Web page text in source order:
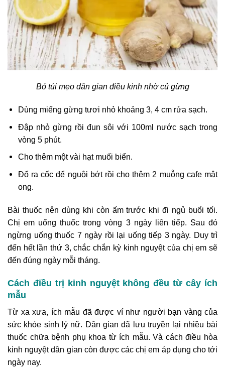
Bỏ túi mẹo dân gian điều kinh nhờ củ gừng
Dùng miếng gừng tươi nhỏ khoảng 3, 4 cm rửa sạch.
Đập nhỏ gừng rồi đun sôi với 100ml nước sạch trong
vòng 5 phút.
Cho thêm một vài hạt muối biển.
Đổ ra cốc để nguội bớt rồi cho thêm 2 muỗng cafe mật
ong.
Bài thuốc nên dùng khi còn ấm trước khi đi ngủ buổi tối.
Chị em uống thuốc trong vòng 3 ngày liên tiếp. Sau đó
ngừng uống thuốc 7 ngày rồi lại uống tiếp 3 ngày. Duy trì
đến hết lần thứ 3, chắc chắn kỳ kinh nguyệt của chị em sẽ
đến đúng ngày mỗi tháng.
Cách điều trị kinh nguyệt không đều từ cây ích
mẫu
Từ xa xưa, ích mẫu đã được ví như người bạn vàng của
sức khỏe sinh lý nữ. Dân gian đã lưu truyền lại nhiều bài
thuốc chữa bệnh phụ khoa từ ích mẫu. Và cách điều hòa
kinh nguyệt dân gian còn được các chị em áp dụng cho tới
ngày nay.